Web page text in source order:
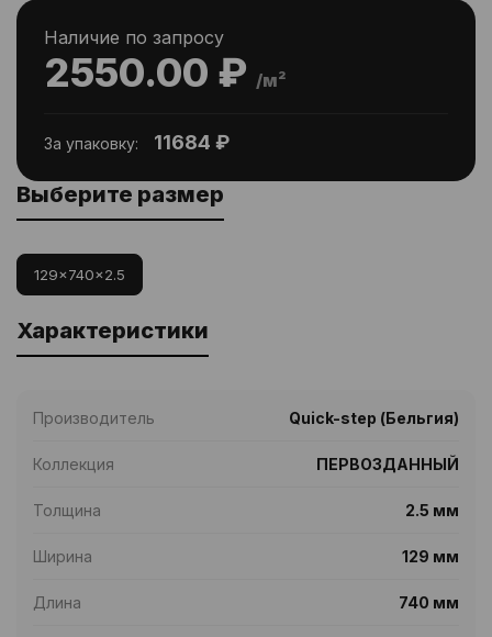
2550.00 ₽ /м²
Наличие по запросу
За упаковку: 11684 ₽
Выберите размер
129x740x2.5
Характеристики
Производитель Quick-step (Бельгия)
Коллекция ПЕРВОЗДАННЫЙ
Толщина 2.5 мм
Ширина 129 мм
Длина 740 мм